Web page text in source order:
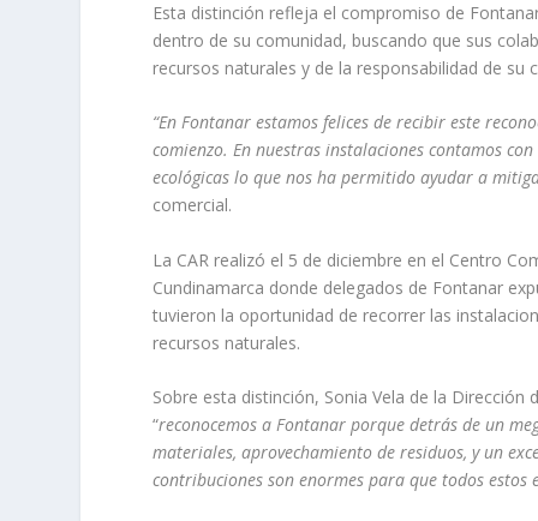
Esta distinción refleja el compromiso de
dentro de su comunidad, buscando que sus
recursos naturales y de la responsabilidad de su
“En Fontanar estamos felices de recibir este
comienzo. En nuestras instalaciones contamos
ecológicas lo que nos ha permitido ayudar a
comercial.
La CAR realizó el 5 de diciembre en el Centro
Cundinamarca donde delegados de Fontanar
tuvieron la oportunidad de recorrer las
recursos naturales.
Sobre esta distinción, Sonia Vela de la Dirección
“reconocemos a Fontanar porque detrás de un
materiales, aprovechamiento de residuos, y un
contribuciones son enormes para que todos